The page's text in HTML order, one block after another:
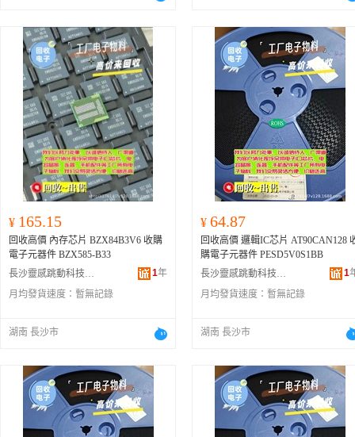
¥ 165.15
回收高價 內存芯片 BZX84B3V6 收購
電子元器件 BZX585-B33
長沙靈感跳動科技有限公司
1年
月均發貨速度： 暫無記錄
湖南 長沙市
¥ 64.87
回收高價 邏輯IC芯片 AT90CAN128
購電子元器件 PESD5V0S1BB
長沙靈感跳動科技有限公司
1
月均發貨速度： 暫無記錄
湖南 長沙市